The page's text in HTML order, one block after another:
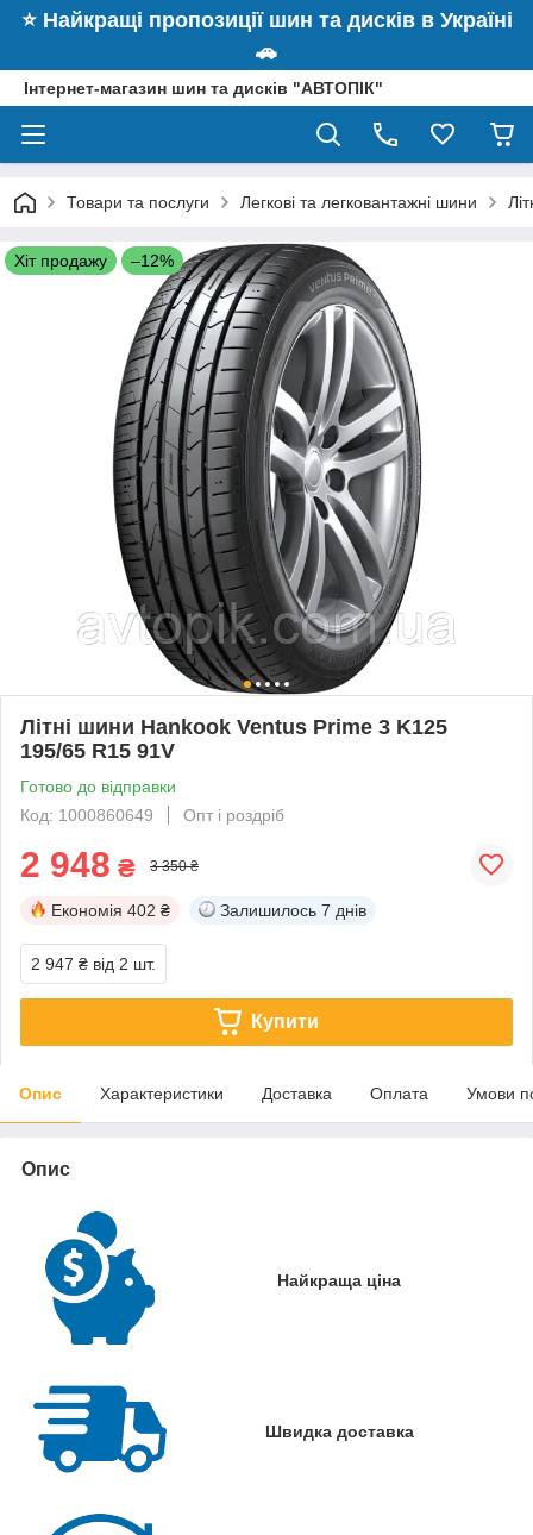
⭐️ Найкращі пропозиції шин та дисків в Україні
🚗
Інтернет-магазин шин та дисків "АВТОПІК"
Товари та послуги Легкові та легковантажні шини
Хіт продажу –12%
Літні шини Hankook Ventus Prime 3 K125
195/65 R15 91V
Готово до відправки
Код: 1000860649
Опт і роздріб
2 948 ₴ 3 350 ₴
Економія 402 ₴ Залишилось 7 днів
2 947 ₴ від 2 шт.
Купити
Опис Характеристики Доставка Оплата Умови
Опис
Найкраща ціна
Швидка доставка